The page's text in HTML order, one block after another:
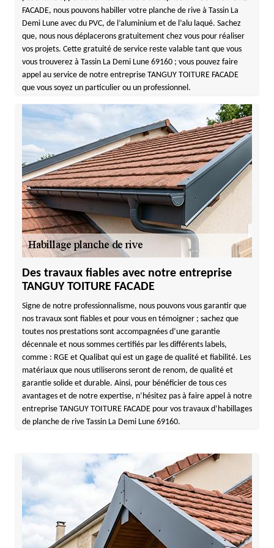
FACADE, nous pouvons habiller votre planche de rive à Tassin La
Demi Lune avec du PVC, de l’aluminium et de l’alu laqué. Sachez
que, nous nous déplacerons gratuitement chez vous pour réaliser
vos projets. Cette gratuité de service reste valable tant que vous
vous trouverez à Tassin La Demi Lune 69160 ; vous pouvez faire
appel au service de notre entreprise TANGUY TOITURE FACADE
que vous soyez un particulier ou un professionnel.
Des travaux fiables avec notre entreprise
TANGUY TOITURE FACADE
Signe de notre professionnalisme, nous pouvons vous garantir que
nos travaux sont fiables et pour vous en témoigner ; sachez que
toutes nos prestations sont accompagnées d’une garantie
décennale et nous sommes certifiés par les différents labels,
comme : RGE et Qualibat qui est un gage de qualité et fiabilité. Les
matériaux que nous utiliserons seront de renom, de qualité et
garantie solide et durable. Ainsi, pour bénéficier de tous ces
avantages et de notre expertise, n’hésitez pas à faire appel à notre
entreprise TANGUY TOITURE FACADE pour vos travaux d’habillages
de planche de rive Tassin La Demi Lune 69160.